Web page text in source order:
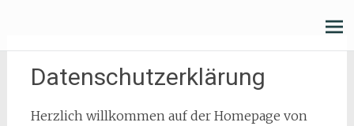
springen
Datenschutzerklärung
Herzlich willkommen auf der Homepage von